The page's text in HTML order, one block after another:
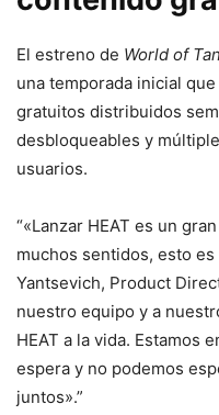
El estreno de World of
una temporada inicial
gratuitos distribuidos
desbloqueables y
usuarios.
“«Lanzar HEAT es un
muchos sentidos, esto
Yantsevich, Product
nuestro equipo y a
HEAT a la vida. Estamos
espera y no podemos
juntos».”